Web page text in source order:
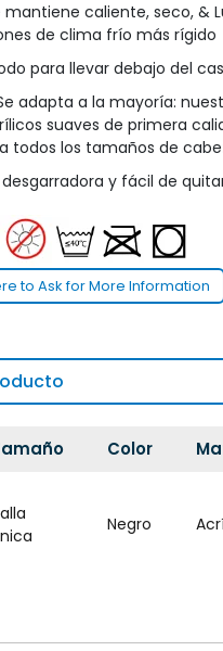
caliente, seco, &
de clima frío más rígido
para llevar debajo del
adapta a la mayoría:
suaves de primera
todos los tamaños de
y fácil de
to Ask for More Information
Color
Negro